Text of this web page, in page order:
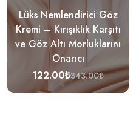
Lüks Nemlendirici Göz
Kremi – Kırışıklık Karşıtı
ve Göz Altı Morluklarını
Onarıcı
122.00₺343.00₺